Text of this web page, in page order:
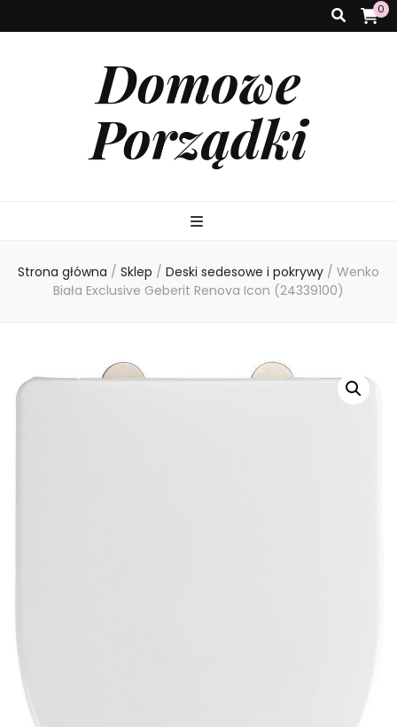
0
Domowe
Porządki
Strona główna / Sklep / Deski sedesowe i pokrywy / Wenko
Biała Exclusive Geberit Renova Icon (24339100)